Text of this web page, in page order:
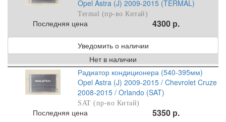
Opel Astra (J) 2009-2015 (TERMAL)
Termal (пр-во Китай)
Последняя цена 4300 р.
Уведомить о наличии
Нет в наличии
Радиатор кондиционера (540-395мм)
Opel Astra (J) 2009-2015 / Chevrolet Cruze
2008-2015 / Orlando (SAT)
SAT (пр-во Китай)
Последняя цена 5350 р.